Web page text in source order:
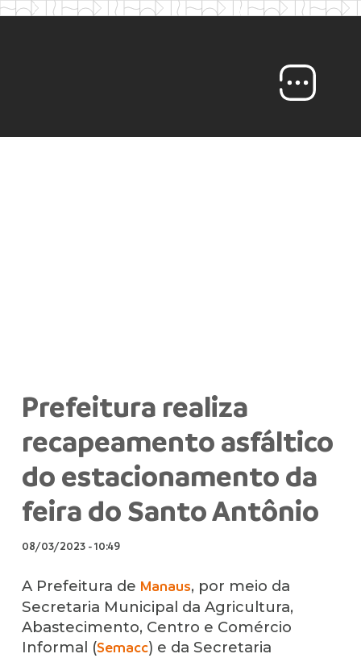
Prefeitura realiza
recapeamento asfáltico
do estacionamento da
feira do Santo Antônio
08/03/2023-10:49
A Prefeitura de Manaus, por meio da
Secretaria Municipal da Agricultura,
Abastecimento, Centro e Comércio
Informal (Semacc) e da Secretaria